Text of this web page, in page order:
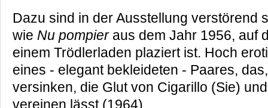
Dazu sind in der Ausstellung verstörend
wie Nu pompier aus dem Jahr 1956, auf
einem Trödlerladen plaziert ist. Hoch
eines - elegant bekleideten - Paares,
versinken, die Glut von Cigarillo (Sie)
vereinen lässt (1964).